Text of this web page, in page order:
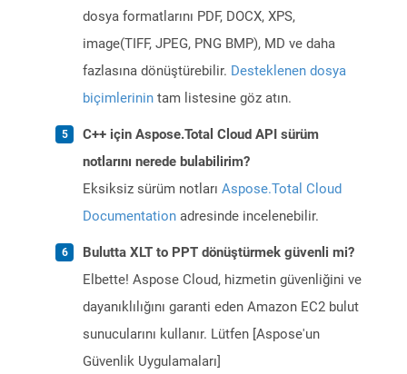
dosya formatlarını PDF, DOCX, XPS,
image(TIFF, JPEG, PNG BMP), MD ve daha
fazlasına dönüştürebilir. Desteklenen dosya
biçimlerinin tam listesine göz atın.
C++ için Aspose.Total Cloud API sürüm
notlarını nerede bulabilirim?
Eksiksiz sürüm notları Aspose.Total Cloud
Documentation adresinde incelenebilir.
Bulutta XLT to PPT dönüştürmek güvenli mi?
Elbette! Aspose Cloud, hizmetin güvenliğini ve
dayanıklılığını garanti eden Amazon EC2 bulut
sunucularını kullanır. Lütfen [Aspose'un
Güvenlik Uygulamaları]